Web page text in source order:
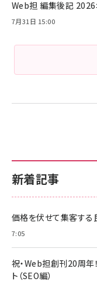
新着記事
価格を伏せて集客する
7:05
祝・Web担創刊20周年
ト（SEO編）
Web担 編集後記
7月31日 15:00